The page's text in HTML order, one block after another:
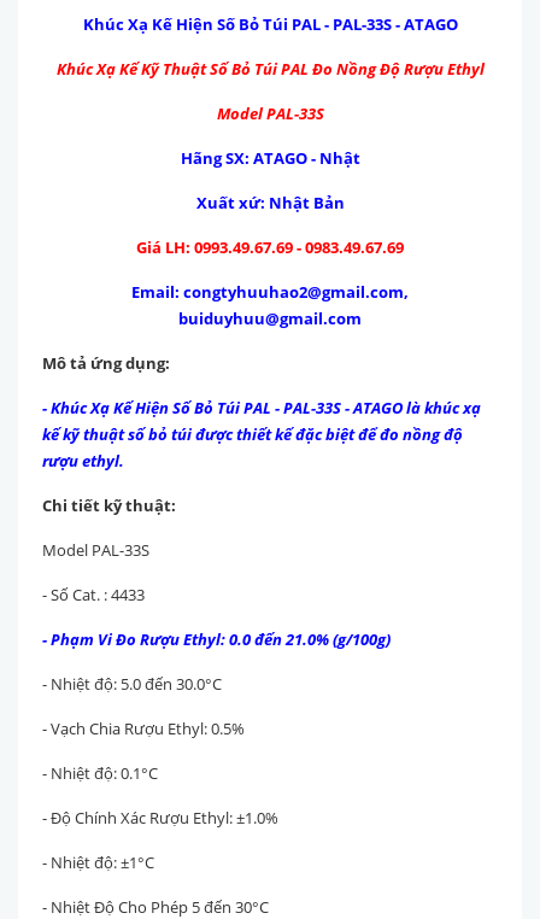
Khúc Xạ Kế Hiện Số Bỏ Túi PAL - PAL-33S - ATAGO
Khúc Xạ Kế Kỹ Thuật Số Bỏ Túi PAL Đo Nồng Độ Rượu Ethyl
ModelPAL-33S
Hãng SX: ATAGO - Nhật
Xuất xứ: Nhật Bản
Giá LH: 0993.49.67.69 - 0983.49.67.69
Email: congtyhuuhao2@gmail.com,
buiduyhuu@gmail.com
Mô tả ứng dụng:
- Khúc Xạ Kế Hiện Số Bỏ Túi PAL - PAL-33S - ATAGO là khúc xạ
kế kỹ thuật số bỏ túi được thiết kế đặc biệt để đo nồng độ
rượu ethyl.
Chi tiết kỹ thuật:
Model PAL-33S
- Số Cat. : 4433
- Phạm Vi Đo Rượu Ethyl: 0.0 đến 21.0% (g/100g)
- Nhiệt độ: 5.0 đến 30.0°C
- Vạch Chia Rượu Ethyl: 0.5%
- Nhiệt độ: 0.1°C
- Độ Chính Xác Rượu Ethyl: ±1.0%
- Nhiệt độ: ±1°C
- Nhiệt Độ Cho Phép 5 đến 30°C